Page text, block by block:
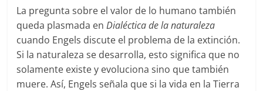
La pregunta sobre el valor de lo humano también
queda plasmada enDialéctica de la naturaleza
cuando Engels discute el problema de la extinción.
Si la naturaleza se desarrolla, esto significa que no
solamente existe y evoluciona sino que también
muere. Así, Engels señala que si la vida en la Tierra